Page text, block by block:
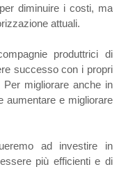
diminuire i costi, ma
attuali.
produttrici di
successo con i propri
migliorare anche in
aumentare e migliorare
ad investire in
più efficienti e di